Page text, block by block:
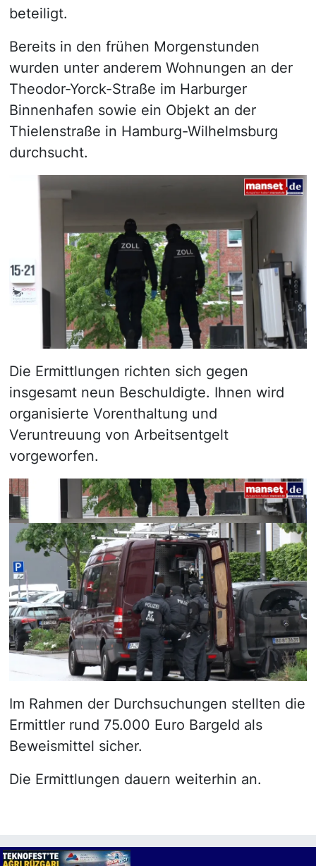
beteiligt.
Bereits in den frühen Morgenstunden
wurden unter anderem Wohnungen an der
Theodor-Yorck-Straße im Harburger
Binnenhafen sowie ein Objekt an der
Thielenstraße in Hamburg-Wilhelmsburg
durchsucht.
Die Ermittlungen richten sich gegen
insgesamt neun Beschuldigte. Ihnen wird
organisierte Vorenthaltung und
Veruntreuung von Arbeitsentgelt
vorgeworfen.
Im Rahmen der Durchsuchungen stellten die
Ermittler rund 75.000 Euro Bargeld als
Beweismittel sicher.
Die Ermittlungen dauern weiterhin an.